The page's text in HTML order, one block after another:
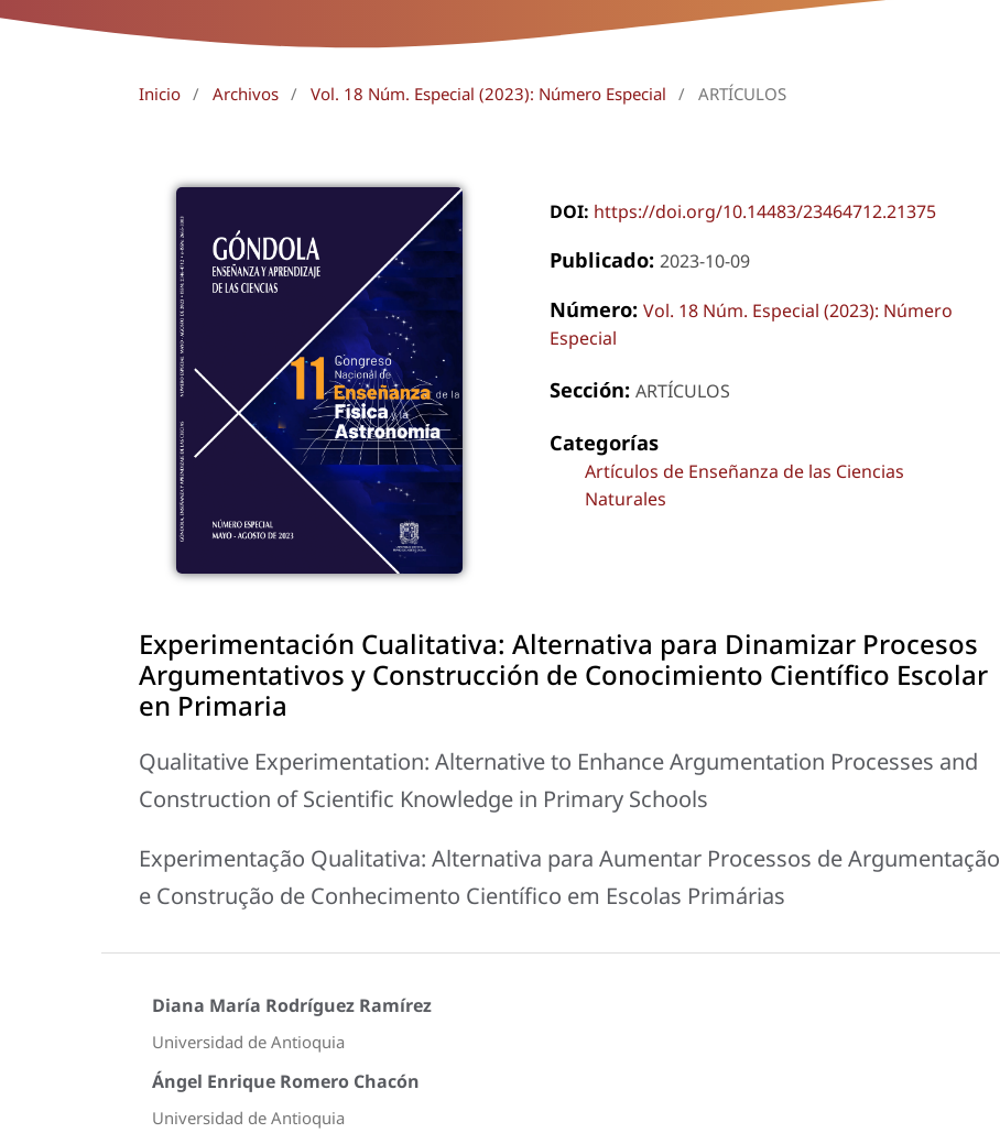
Inicio / Archivos / Vol. 18 Núm. Especial (2023): Número Especial / ARTÍCULOS
DOI: https://doi.org/10.14483/23464712.21375
Publicado: 2023-10-09
Número: Vol. 18 Núm. Especial (2023): Número
Especial
Sección: ARTÍCULOS
Categorías
Artículos de Enseñanza de las Ciencias
Naturales
Experimentación Cualitativa: Alternativa para Dinamizar Procesos
Argumentativos y Construcción de Conocimiento Científico Escolar
en Primaria
Qualitative Experimentation: Alternative to Enhance Argumentation Processes and
Construction of Scientific Knowledge in Primary Schools
Experimentação Qualitativa: Alternativa para Aumentar Processos de Argumentação
e Construção de Conhecimento Científico em Escolas Primárias
Diana María Rodríguez Ramírez
Universidad de Antioquia
Ángel Enrique Romero Chacón
Universidad de Antioquia